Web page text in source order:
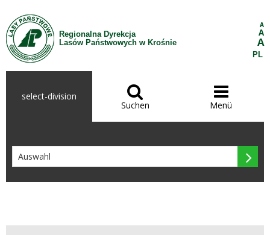
Zum Inhalt wechseln
Regionalna Dyrekcja
Lasów Państwowych w Krośnie
A
A
A
PL
select-division 
Suchen

Menü
